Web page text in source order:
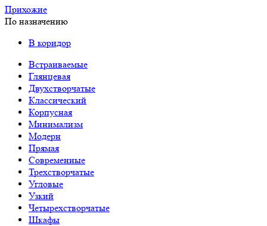
Прихожие
По назначению
В коридор
Встраиваемые
Глянцевая
Двухстворчатые
Классический
Корпусная
Минимализм
Модерн
Прямая
Современные
Трехстворчатые
Угловые
Узкий
Четырехстворчатые
Шкафы